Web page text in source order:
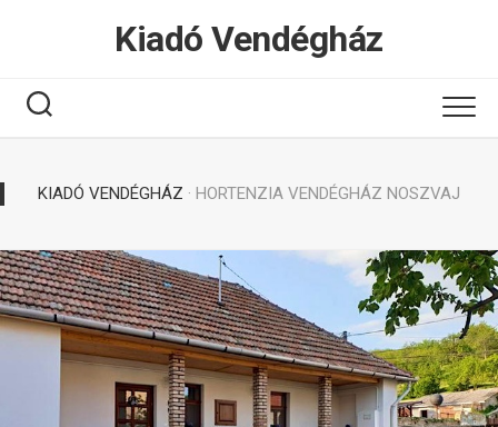
Kiadó Vendégház
KIADÓ VENDÉGHÁZ · HORTENZIA VENDÉGHÁZ NOSZVAJ